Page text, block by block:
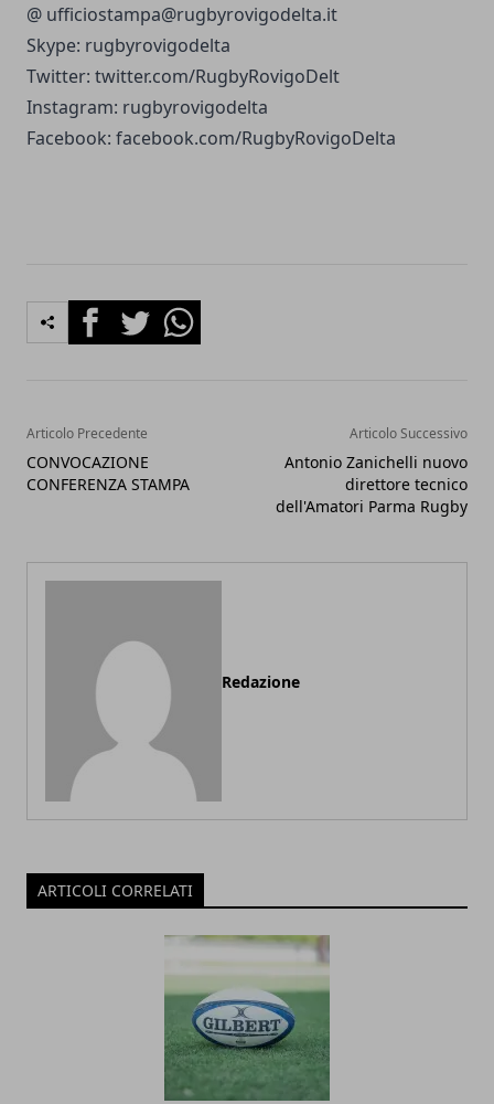
@ ufficiostampa@rugbyrovigodelta.it
Skype: rugbyrovigodelta
Twitter: twitter.com/RugbyRovigoDelt
Instagram: rugbyrovigodelta
Facebook: facebook.com/RugbyRovigoDelta
FacebookTwitterWhatsapp
Articolo Precedente
CONVOCAZIONE
CONFERENZA STAMPA
Articolo Successivo
Antonio Zanichelli nuovo
direttore tecnico
dell'Amatori Parma Rugby
Redazione
ARTICOLI CORRELATI